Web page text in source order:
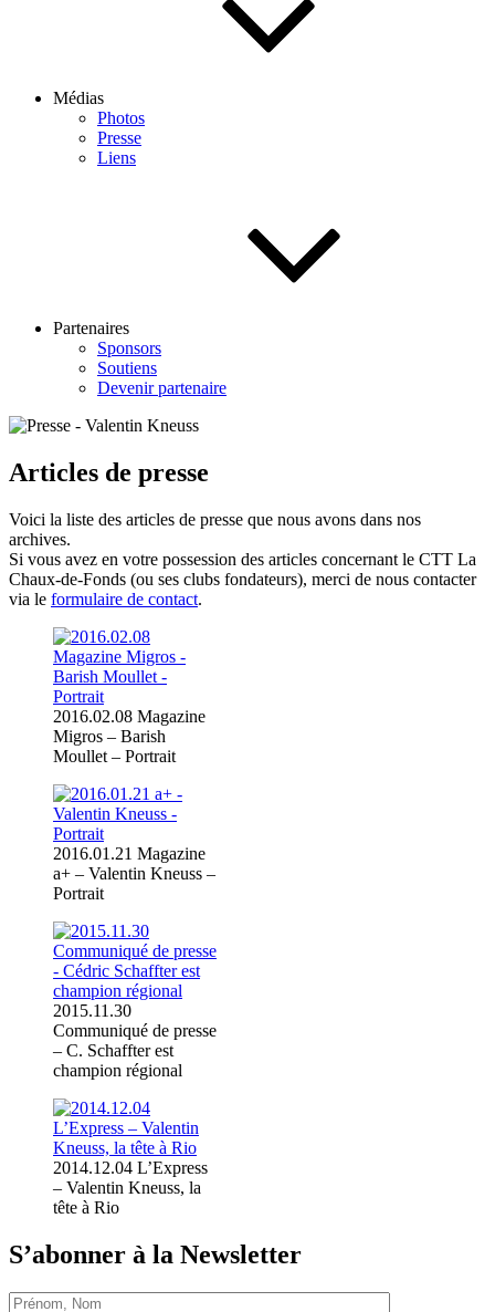
Médias
Photos
Presse
Liens
Partenaires
Sponsors
Soutiens
Devenir partenaire
Articles de presse
Voici la liste des articles de presse que nous avons dans nos
archives.
Si vous avez en votre possession des articles concernant le CTT La
Chaux-de-Fonds (ou ses clubs fondateurs), merci de nous contacter
via le formulaire de contact.
2016.02.08 Magazine
Migros – Barish
Moullet – Portrait
2016.01.21 Magazine
a+ – Valentin Kneuss –
Portrait
2015.11.30
Communiqué de presse
– C. Schaffter est
champion régional
2014.12.04 L’Express
– Valentin Kneuss, la
tête à Rio
S’abonner à la Newsletter